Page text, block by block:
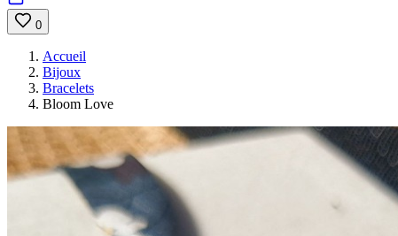
0
Accueil
Bijoux
Bracelets
Bloom Love